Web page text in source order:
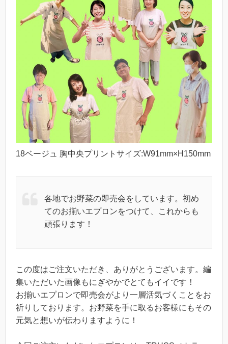
18ベージュ 胸中央プリントサイズ:W91mm×H150mm
各地でお野菜の即売会をしています。初め
てのお揃いエプロンをつけて、これからも
頑張ります！
この度はご注文いただき、ありがとうございます。編
集いただいた画像もにぎやかでとてもイイです！
お揃いエプロンで即売会がより一層活気づくことをお
祈りしております。お野菜を手に取るお客様にもその
元気と想いが伝わりますように！